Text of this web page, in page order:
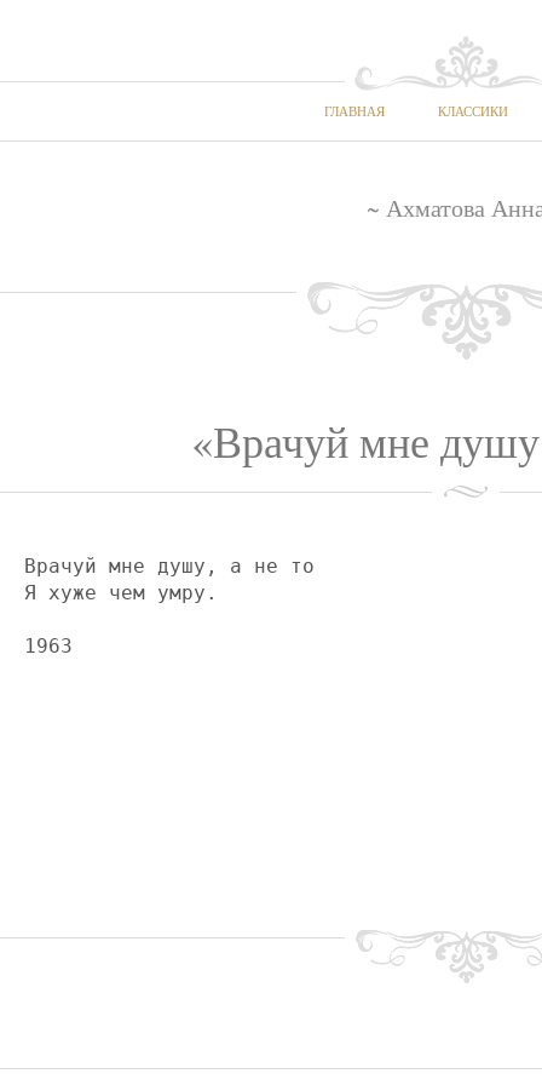
ГЛАВНАЯ КЛАССИКИ
~ Ахматова
«Врачуй мне
Врачуй мне душу, а не то
Я хуже чем умру.